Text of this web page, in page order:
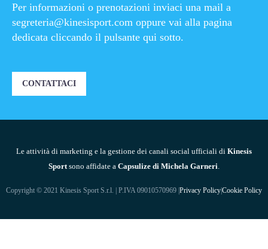
Per informazioni o prenotazioni inviaci una mail a
segreteria@kinesisport.com oppure vai alla pagina
dedicata cliccando il pulsante qui sotto.
CONTATTACI
Le attività di marketing e la gestione dei canali social ufficiali di Kinesis
Sport sono affidate a Capsulize di Michela Garneri
Copyright © 2021 Kinesis Sport S.r.l. | P.IVA 09010570969 |Privacy Policy|Cookie Policy